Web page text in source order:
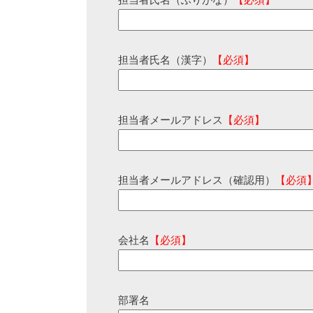
担当者氏名（漢字） 【必須】
担当者メールアドレス 【必須】
担当者メールアドレス（確認用） 【必須
会社名 【必須】
部署名